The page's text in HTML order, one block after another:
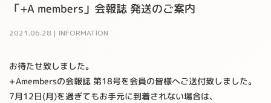
「+A members」会報誌 発送のご案内
2021 .06.28 | INFORMATION
お待たせ致しました。
+Amembersの会報誌 第18号を会員の皆様へご送付致しました。
7月12日(月)を過ぎてもお手元に到着されない場合は、